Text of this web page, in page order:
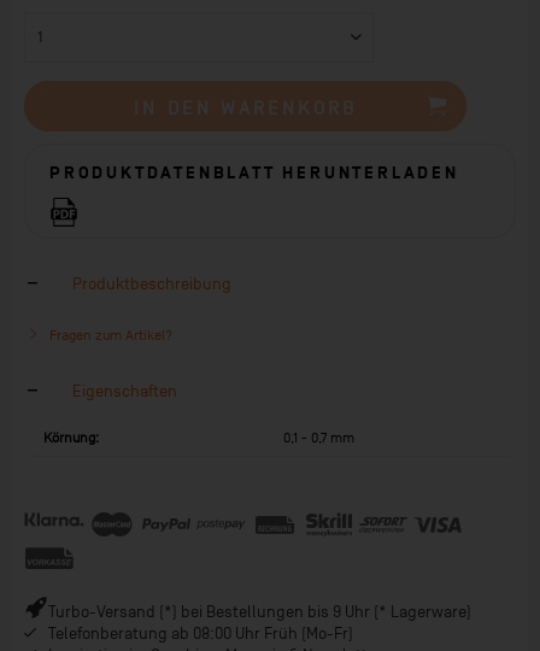
PRODUKTDATENBLATT HERUNTERLADEN
Produktbeschreibung
Fragen zum Artikel?
Eigenschaften
Körnung: 0,1 - 0,7 mm
Turbo-Versand (*) bei Bestellungen bis 9 Uhr (* Lagerware)
Telefonberatung ab 08:00 Uhr Früh (Mo-Fr)